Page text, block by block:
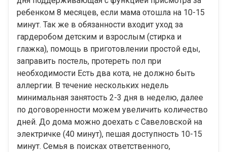
ребенком 8 месяцев, если мама отошла на 10-15
минут. Так же в обязанности входит уход за
гардеробом детским и взрослым (стирка и
глажка), помощь в приготовлении простой еды,
заправить постель, протереть пол при
необходимости Есть два кота, не должно быть
аллергии. В течение нескольких недель
минимальная занятость 2-3 дня в неделю, далее
по договоренности можем увеличить количество
дней. До дома можно доехать с Савеловской на
электричке (40 минут), пешая доступность 10-15
минут. Семья в поисках ответственного,